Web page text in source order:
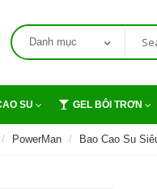
Danh mục
SU GEL BÔI TRƠN
PowerMan Bao Cao Su